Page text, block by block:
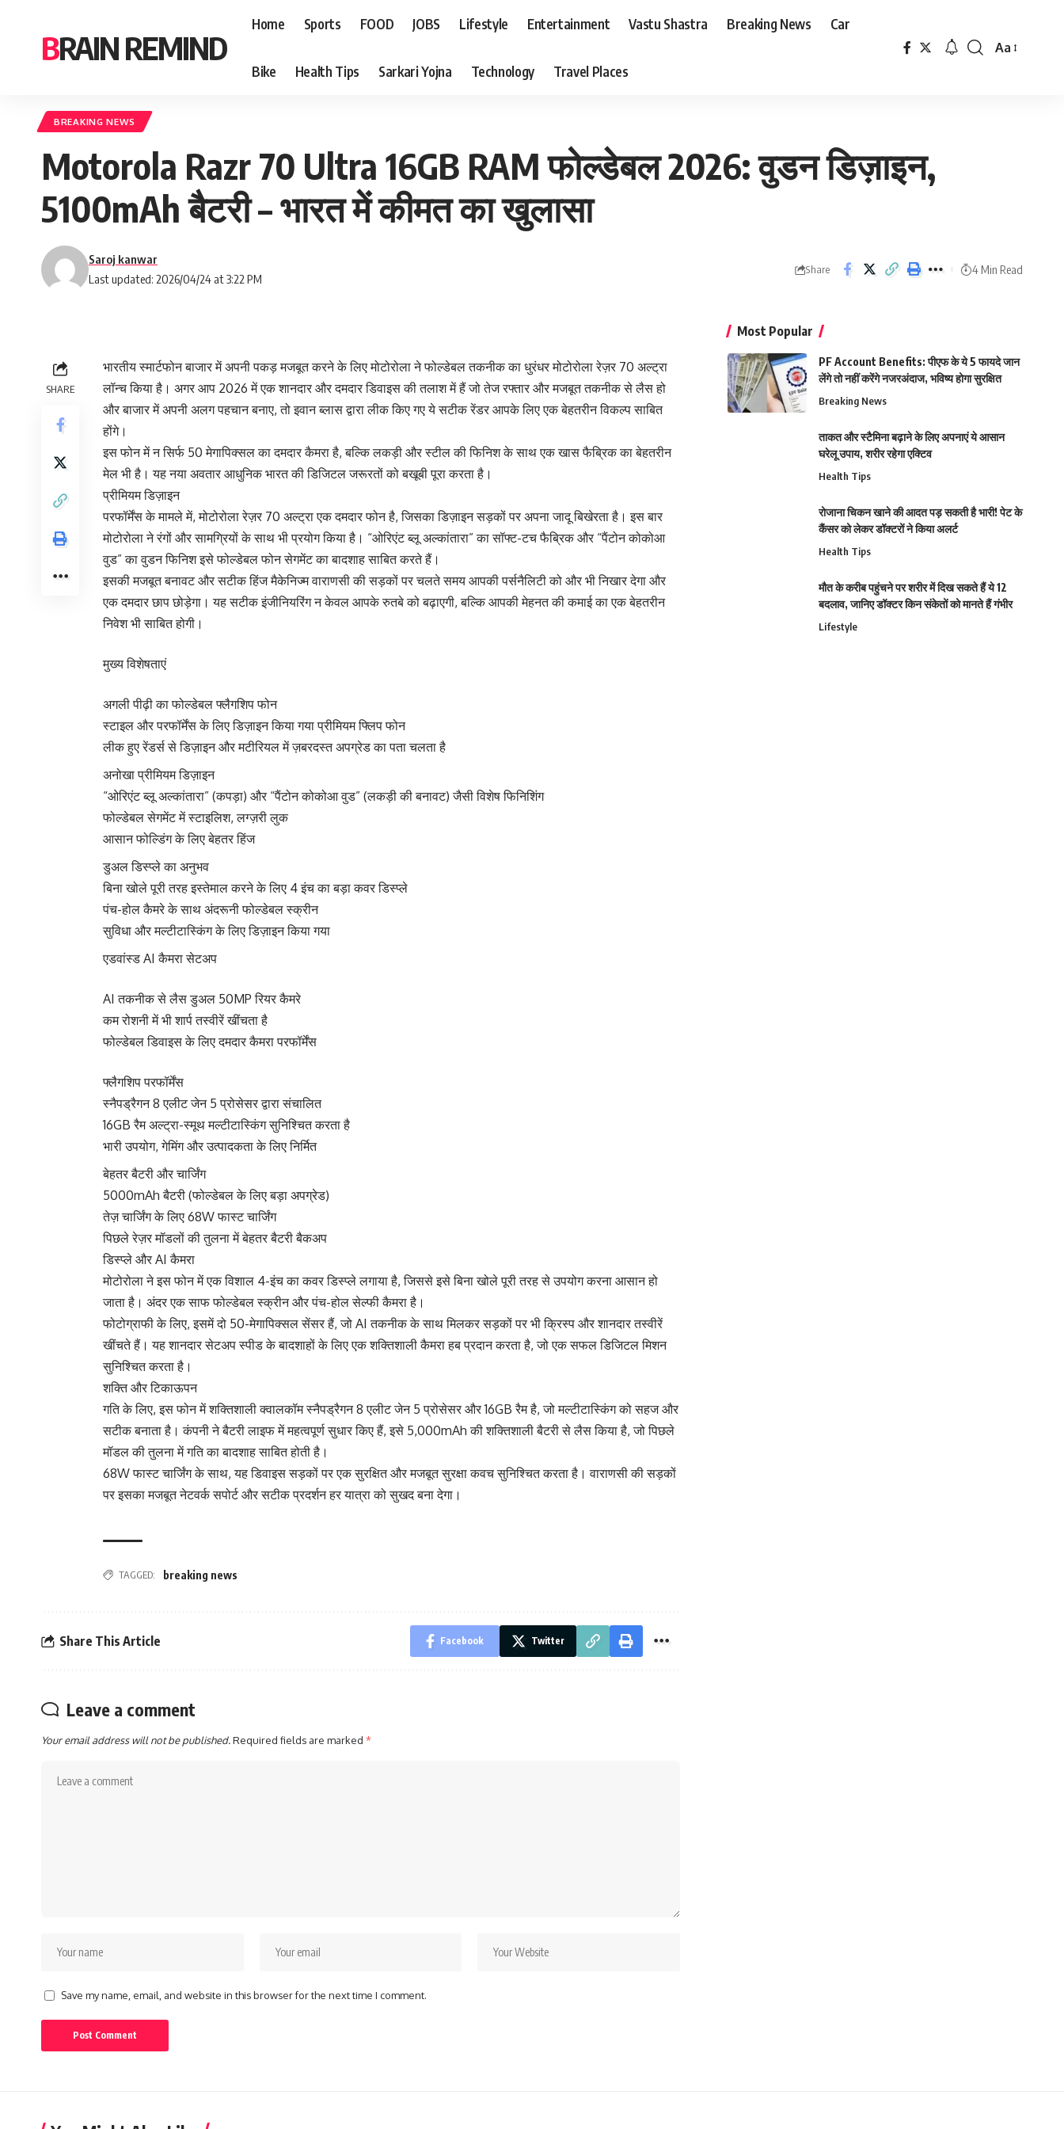
BRAIN REMIND
Home Sports FOOD JOBS Lifestyle Entertainment Vastu Shastra Breaking News Car
Bike Health Tips Sarkari Yojna Technology Travel Places
Font
Aa
BREAKING NEWS
Motorola Razr 70 Ultra 16GB RAM फोल्डेबल 2026: वुडन डिज़ाइन,
5100mAh बैटरी – भारत में कीमत का खुलासा
Last updated: 2026/04/24 at 3:22 PM
Saroj kanwar
Share 4 Min Read
SHARE
भारतीय स्मार्टफोन बाजार में अपनी पकड़ मजबूत करने के लिए मोटोरोला ने फोल्डेबल तकनीक का धुरंधर मोटोरोला रेज़र 70 अल्ट्रा
लॉन्च किया है। अगर आप 2026 में एक शानदार और दमदार डिवाइस की तलाश में हैं जो तेज रफ्तार और मजबूत तकनीक से लैस हो
और बाजार में अपनी अलग पहचान बनाए, तो इवान ब्लास द्वारा लीक किए गए ये सटीक रेंडर आपके लिए एक बेहतरीन विकल्प साबित
होंगे।
इस फोन में न सिर्फ 50 मेगापिक्सल का दमदार कैमरा है, बल्कि लकड़ी और स्टील की फिनिश के साथ एक खास फैब्रिक का बेहतरीन
मेल भी है। यह नया अवतार आधुनिक भारत की डिजिटल जरूरतों को बखूबी पूरा करता है।
प्रीमियम डिज़ाइन
परफॉर्मेंस के मामले में, मोटोरोला रेज़र 70 अल्ट्रा एक दमदार फोन है, जिसका डिज़ाइन सड़कों पर अपना जादू बिखेरता है। इस बार
मोटोरोला ने रंगों और सामग्रियों के साथ भी प्रयोग किया है। “ओरिएंट ब्लू अल्कांतारा” का सॉफ्ट-टच फैब्रिक और “पैंटोन कोकोआ
वुड” का वुडन फिनिश इसे फोल्डेबल फोन सेगमेंट का बादशाह साबित करते हैं।
इसकी मजबूत बनावट और सटीक हिंज मैकेनिज्म वाराणसी की सड़कों पर चलते समय आपकी पर्सनैलिटी को और भी निखार देगा और
एक दमदार छाप छोड़ेगा। यह सटीक इंजीनियरिंग न केवल आपके रुतबे को बढ़ाएगी, बल्कि आपकी मेहनत की कमाई का एक बेहतरीन
निवेश भी साबित होगी।
मुख्य विशेषताएं
अगली पीढ़ी का फोल्डेबल फ्लैगशिप फोन
स्टाइल और परफॉर्मेंस के लिए डिज़ाइन किया गया प्रीमियम फ्लिप फोन
लीक हुए रेंडर्स से डिज़ाइन और मटीरियल में ज़बरदस्त अपग्रेड का पता चलता है
अनोखा प्रीमियम डिज़ाइन
“ओरिएंट ब्लू अल्कांतारा” (कपड़ा) और “पैंटोन कोकोआ वुड” (लकड़ी की बनावट) जैसी विशेष फिनिशिंग
फोल्डेबल सेगमेंट में स्टाइलिश, लग्ज़री लुक
आसान फोल्डिंग के लिए बेहतर हिंज
डुअल डिस्प्ले का अनुभव
बिना खोले पूरी तरह इस्तेमाल करने के लिए 4 इंच का बड़ा कवर डिस्प्ले
पंच-होल कैमरे के साथ अंदरूनी फोल्डेबल स्क्रीन
सुविधा और मल्टीटास्किंग के लिए डिज़ाइन किया गया
एडवांस्ड AI कैमरा सेटअप
AI तकनीक से लैस डुअल 50MP रियर कैमरे
कम रोशनी में भी शार्प तस्वीरें खींचता है
फोल्डेबल डिवाइस के लिए दमदार कैमरा परफॉर्मेंस
फ्लैगशिप परफॉर्मेंस
स्नैपड्रैगन 8 एलीट जेन 5 प्रोसेसर द्वारा संचालित
16GB रैम अल्ट्रा-स्मूथ मल्टीटास्किंग सुनिश्चित करता है
भारी उपयोग, गेमिंग और उत्पादकता के लिए निर्मित
बेहतर बैटरी और चार्जिंग
5000mAh बैटरी (फोल्डेबल के लिए बड़ा अपग्रेड)
तेज़ चार्जिंग के लिए 68W फास्ट चार्जिंग
पिछले रेज़र मॉडलों की तुलना में बेहतर बैटरी बैकअप
डिस्प्ले और AI कैमरा
मोटोरोला ने इस फोन में एक विशाल 4-इंच का कवर डिस्प्ले लगाया है, जिससे इसे बिना खोले पूरी तरह से उपयोग करना आसान हो
जाता है। अंदर एक साफ फोल्डेबल स्क्रीन और पंच-होल सेल्फी कैमरा है।
फोटोग्राफी के लिए, इसमें दो 50-मेगापिक्सल सेंसर हैं, जो AI तकनीक के साथ मिलकर सड़कों पर भी क्रिस्प और शानदार तस्वीरें
खींचते हैं। यह शानदार सेटअप स्पीड के बादशाहों के लिए एक शक्तिशाली कैमरा हब प्रदान करता है, जो एक सफल डिजिटल मिशन
सुनिश्चित करता है।
शक्ति और टिकाऊपन
गति के लिए, इस फोन में शक्तिशाली क्वालकॉम स्नैपड्रैगन 8 एलीट जेन 5 प्रोसेसर और 16GB रैम है, जो मल्टीटास्किंग को सहज और
सटीक बनाता है। कंपनी ने बैटरी लाइफ में महत्वपूर्ण सुधार किए हैं, इसे 5,000mAh की शक्तिशाली बैटरी से लैस किया है, जो पिछले
मॉडल की तुलना में गति का बादशाह साबित होती है।
68W फास्ट चार्जिंग के साथ, यह डिवाइस सड़कों पर एक सुरक्षित और मजबूत सुरक्षा कवच सुनिश्चित करता है। वाराणसी की सड़कों
पर इसका मजबूत नेटवर्क सपोर्ट और सटीक प्रदर्शन हर यात्रा को सुखद बना देगा।
TAGGED: breaking news
Share This Article Facebook Twitter
Leave a comment
Your email address will not be published.Required fields are marked *
Save my name, email, and website in this browser for the next time I comment.
Most Popular
PF Account Benefits: पीएफ के ये 5 फायदे जान
लेंगे तो नहीं करेंगे नजरअंदाज, भविष्य होगा सुरक्षित
Breaking News
ताकत और स्टैमिना बढ़ाने के लिए अपनाएं ये आसान
घरेलू उपाय, शरीर रहेगा एक्टिव
Health Tips
रोजाना चिकन खाने की आदत पड़ सकती है भारी! पेट के
कैंसर को लेकर डॉक्टरों ने किया अलर्ट
Health Tips
मौत के करीब पहुंचने पर शरीर में दिख सकते हैं ये 12
बदलाव, जानिए डॉक्टर किन संकेतों को मानते हैं गंभीर
Lifestyle